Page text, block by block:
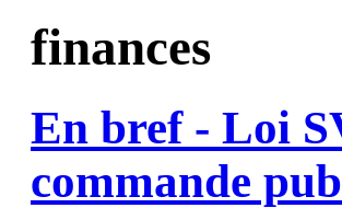
finances
En bref - Loi
commande